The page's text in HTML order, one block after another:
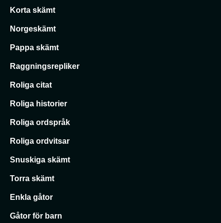
Korta skämt
Norgeskämt
Pappa skämt
Raggningsrepliker
Roliga citat
Roliga historier
Roliga ordspråk
Roliga ordvitsar
Snuskiga skämt
Torra skämt
Enkla gåtor
Gåtor för barn